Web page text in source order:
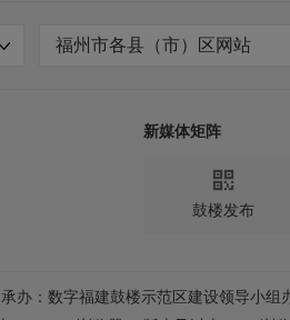
福州市各县（市）区网站
新媒体矩阵

鼓楼发布
承办：数字福建鼓楼示范区建设领导小组